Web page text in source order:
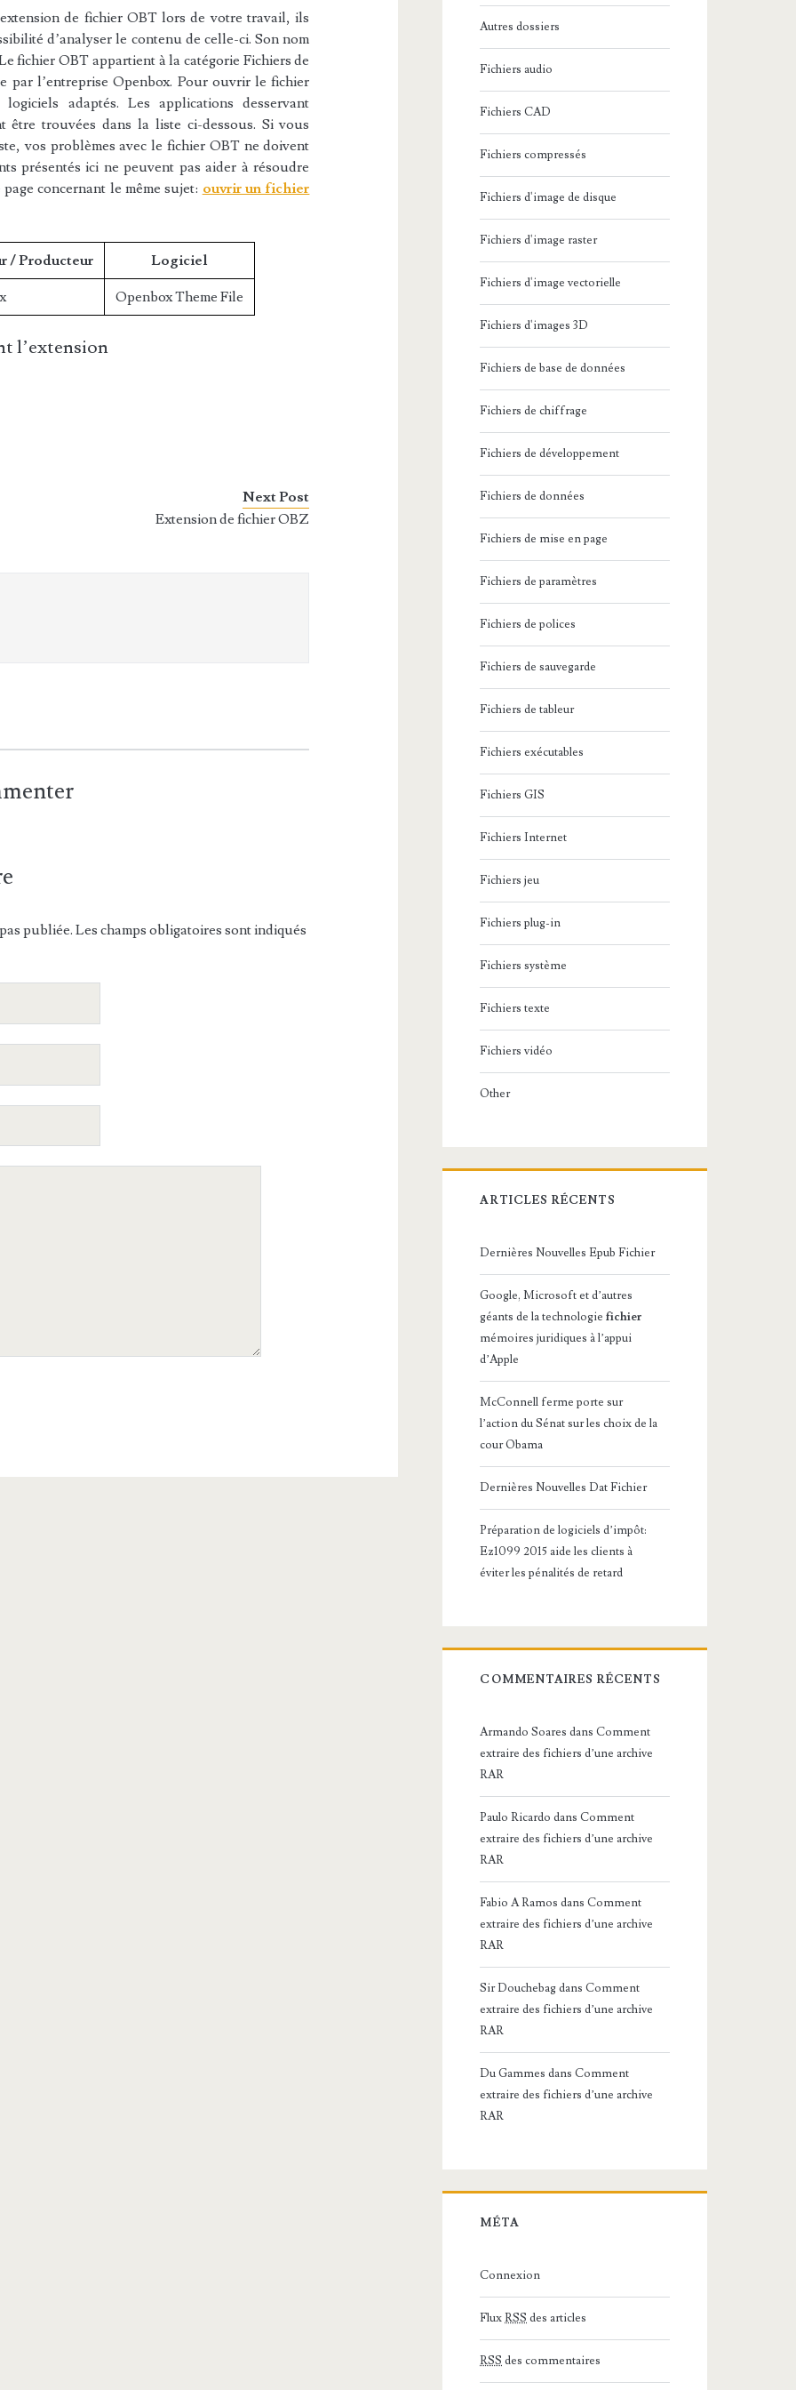
de fichier OBT lors de votre travail, ils
d’analyser le contenu de celle-ci. Son nom
fichier OBT appartient à la catégorie Fichiers de
par l’entreprise Openbox. Pour ouvrir le fichier
adaptés. Les applications desservant
être trouvées dans la liste ci-dessous. Si vous
vos problèmes avec le fichier OBT ne doivent
présentés ici ne peuvent pas aider à résoudre
concernant le même sujet: ouvrir un fichier
/ Producteur Logiciel
Openbox Theme File
l’extension
Next Post
Extension de fichier OBZ
publiée. Les champs obligatoires sont indiqués
Autres dossiers
Fichiers audio
Fichiers CAD
Fichiers compressés
Fichiers d'image de disque
Fichiers d'image raster
Fichiers d'image vectorielle
Fichiers d'images 3D
Fichiers de base de données
Fichiers de chiffrage
Fichiers de développement
Fichiers de données
Fichiers de mise en page
Fichiers de paramètres
Fichiers de polices
Fichiers de sauvegarde
Fichiers de tableur
Fichiers exécutables
Fichiers GIS
Fichiers Internet
Fichiers jeu
Fichiers plug-in
Fichiers système
Fichiers texte
Fichiers vidéo
Other
ARTICLES RÉCENTS
Dernières Nouvelles Epub Fichier
Google, Microsoft et d’autres
géants de la technologiefichier
mémoires juridiques à l’appui
d’Apple
McConnell ferme porte sur
l’action du Sénat sur les choix de la
cour Obama
Dernières Nouvelles Dat Fichier
Préparation de logiciels d’impôt:
Ez1099 2015 aide les clients à
éviter les pénalités de retard
COMMENTAIRES RÉCENTS
Armando Soares dansComment
extraire des fichiers d’une archive
RAR
Paulo Ricardo dansComment
extraire des fichiers d’une archive
RAR
Fabio A Ramos dansComment
extraire des fichiers d’une archive
RAR
Sir DouchebagdansComment
extraire des fichiers d’une archive
RAR
Du Gammes dansComment
extraire des fichiers d’une archive
RAR
MÉTA
Connexion
FluxRSS des articles
RSS des commentaires